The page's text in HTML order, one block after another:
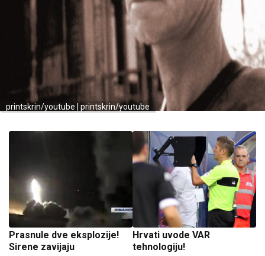
printskrin/youtube | printskrin/youtube
Prasnule dve eksplozije!
Sirene zavijaju
Hrvati uvode VAR
tehnologiju!